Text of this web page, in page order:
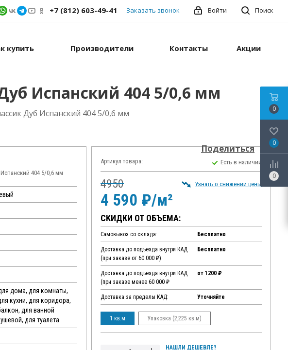
Поиск
Войти
+7 (812) 603-49-41 Заказать звонок
купить Производители Контакты Акции
Испанский 404 5/0,6 мм
Дуб Испанский 404 5/0,6 мм
Поделиться
404 5/0,6 мм
дома, для комнаты,
кухни, для коридора,
для ванной
для туалета
Артикул товара: Есть в наличии
4950
4 590 ₽/м²
Узнать о снижении цены
СКИДКИ ОТ ОБЪЕМА:
Самовывоз со склада: Бесплатно
Доставка до подъезда внутри КАД
(при заказе от 60 000 ₽):
Бесплатно
Доставка до подъезда внутри КАД
(при заказе менее 60 000 ₽
от 1200 ₽
Доставка за пределы КАД: Уточняйте
1 кв.м Упаковка (2,225 кв.м)
НАШЛИ ДЕШЕВЛЕ?
0
0
0